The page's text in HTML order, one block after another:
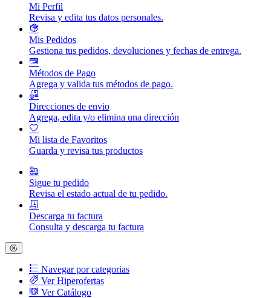
Mi Perfil
Revisa y edita tus datos personales.
Mis Pedidos
Gestiona tus pedidos, devoluciones y fechas de entrega.
Métodos de Pago
Agrega y valida tus métodos de pago.
Direcciones de envio
Agrega, edita y/o elimina una dirección
Mi lista de Favoritos
Guarda y revisa tus productos
Sigue tu pedido
Revisa el estado actual de tu pedido.
Descarga tu factura
Consulta y descarga tu factura
Navegar por categorias
Ver Hiperofertas
Ver Catálogo